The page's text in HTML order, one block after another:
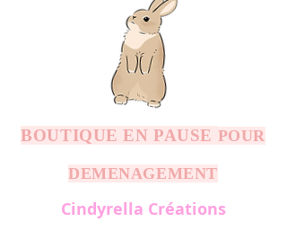
BOUTIQUE EN PAUSE POUR
DEMENAGEMENT
Cindyrella Créations